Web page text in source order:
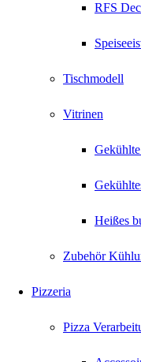
RFS
Tischmodell
Vitrinen
Heißes
Zubehör
Pizzeria
Pizza